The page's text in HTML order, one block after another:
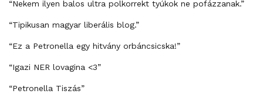
“Nekem ilyen balos ultra polkorrekt tyúkok ne pofázzanak.”
“Tipikusan magyar liberális blog.”
“Ez a Petronella egy hitvány orbáncsicska!”
“Igazi NER lovagina <3”
“Petronella Tiszás”